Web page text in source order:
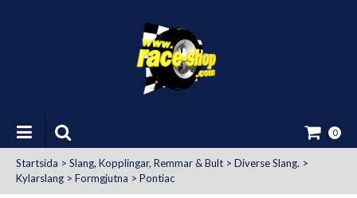
0
Startsida > Slang, Kopplingar, Remmar & Bult > Diverse Slang. >
Kylarslang > Formgjutna > Pontiac